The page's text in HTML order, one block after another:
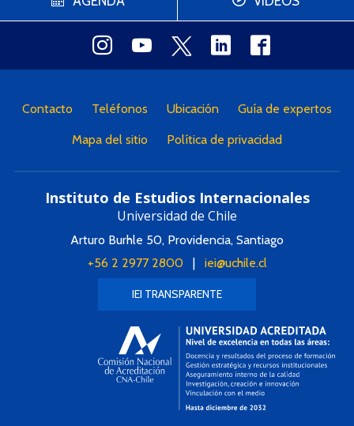
Contacto Teléfonos Ubicación Guía de expertos
Mapa del sitio Política de privacidad
Instituto de Estudios Internacionales
Universidad de Chile
Arturo Burhle 50, Providencia, Santiago
+56 2 2977 2800| iei@uchile.cl
IEI TRANSPARENTE